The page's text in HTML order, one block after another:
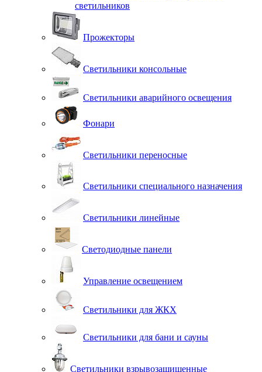
светильников
Прожекторы
Светильники консольные
Светильники аварийного освещения
Фонари
Светильники переносные
Светильники специального назначения
Светильники линейные
Светодиодные панели
Управление освещением
Светильники для ЖКХ
Светильники для бани и сауны
Светильники взрывозащищенные